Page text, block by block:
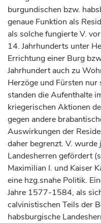
burgundischen bzw.
genaue Funktion als
als solche fungierte V.
14. Jahrhunderts unter
Errichtung einer Burg
Jahrhundertauch zu
Herzöge und Fürsten nur
standen die Aufenthalte
kriegerischen Aktionen
gegen andere
Auswirkungen der
daher begrenzt. V.
Landesherren gefördert
Maximilian I. und Kaiser
eine hzg.snahe Politik.
Jahre 1577-1584, als
calvinistischen Teils der
habsburgische